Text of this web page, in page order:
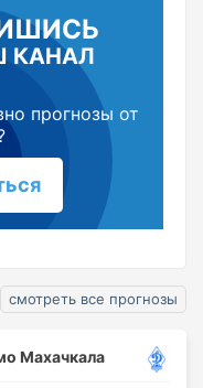
КАНАЛ
прогнозы от
смотреть все прогнозы
Махачкала